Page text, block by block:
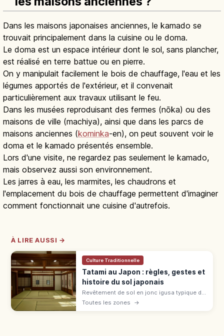
Dans les maisons japonaises anciennes, le kamado se
trouvait principalement dans la cuisine ou le doma.
Le doma est un espace intérieur dont le sol, sans plancher,
est réalisé en terre battue ou en pierre.
On y manipulait facilement le bois de chauffage, l'eau et les
légumes apportés de l'extérieur, et il convenait
particulièrement aux travaux utilisant le feu.
Dans les musées reproduisant des fermes (nōka) ou des
maisons de ville (machiya), ainsi que dans les parcs de
maisons anciennes (kominka-en), on peut souvent voir le
doma et le kamado présentés ensemble.
Lors d'une visite, ne regardez pas seulement le kamado,
mais observez aussi son environnement.
Les jarres à eau, les marmites, les chaudrons et
l'emplacement du bois de chauffage permettent d'imaginer
comment fonctionnait une cuisine d'autrefois.
À LIRE AUSSI →
Culture Traditionnelle
Tatami au Japon : règles, gestes et
histoire du sol japonais
Revêtement de sol en jonc igusa typique du
washitsu, le tatami se généralise à l'époque
Toutes les zones →